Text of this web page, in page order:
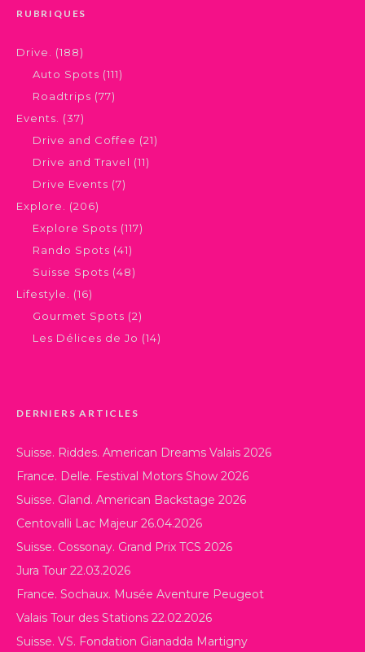
RUBRIQUES
Drive.
(188)
Auto Spots (111)
Roadtrips (77)
Events.
(37)
Drive and Coffee (21)
Drive and Travel (11)
Drive Events (7)
Explore.
(206)
Explore Spots (117)
Rando Spots (41)
Suisse Spots (48)
Lifestyle.
(16)
Gourmet Spots (2)
Les Délices de Jo (14)
DERNIERS ARTICLES
Suisse. Riddes. American Dreams Valais 2026
France. Delle. Festival Motors Show 2026
Suisse. Gland. American Backstage 2026
Centovalli Lac Majeur 26.04.2026
Suisse. Cossonay. Grand Prix TCS 2026
Jura Tour 22.03.2026
France. Sochaux. Musée Aventure Peugeot
Valais Tour des Stations 22.02.2026
Suisse. VS. Fondation Gianadda Martigny